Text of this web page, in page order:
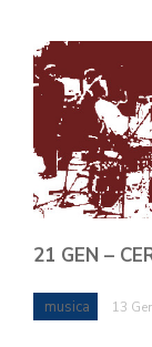
21 GEN –
musica 13